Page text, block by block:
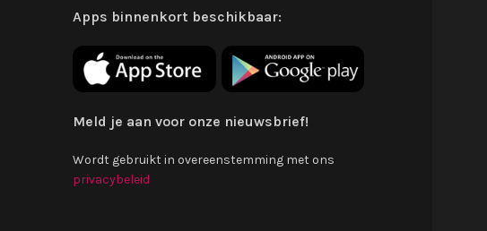
Apps binnenkort beschikbaar:
Meld je aan voor onze nieuwsbrief!
Wordt gebruikt in overeenstemming met ons
privacybeleid